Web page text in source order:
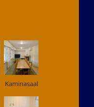
Kaminasaal